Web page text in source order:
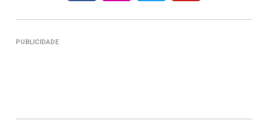
PUBLICIDADE